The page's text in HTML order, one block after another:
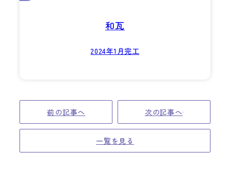
和瓦
2024年1月完工
前の記事へ
一覧を見る
次の記事へ